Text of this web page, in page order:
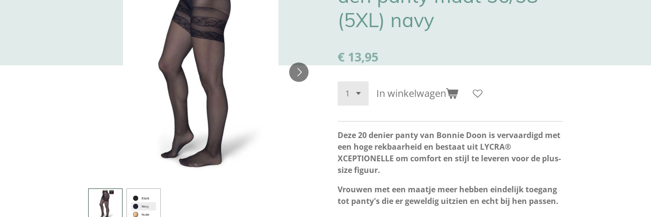
(5XL) navy
€ 13,95
In winkelwagen
Deze 20 denier panty van Bonnie Doon is vervaardigd met
een hoge rekbaarheid en bestaat uit LYCRA®
XCEPTIONELLE om comfort en stijl te leveren voor de plus-
size figuur.
Vrouwen met een maatje meer hebben eindelijk toegang
tot panty's die er geweldig uitzien en echt bij hen passen.